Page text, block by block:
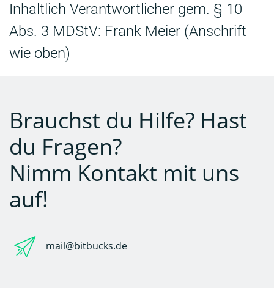
Inhaltlich Verantwortlicher gem. § 10
Abs. 3 MDStV: Frank Meier (Anschrift
wie oben)
Brauchst du Hilfe? Hast
du Fragen?
Nimm Kontakt mit uns
auf!
mail@bitbucks.de